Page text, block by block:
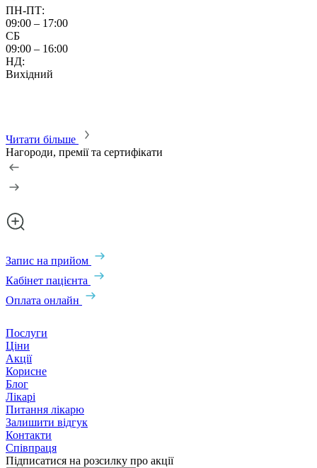
ПН-ПТ:
09:00 – 17:00
СБ
09:00 – 16:00
НД:
Вихідний
Читати більше
Нагороди, премії та сертифікати
Запис на прийом
Кабінет пацієнта
Оплата онлайн
Послуги
Ціни
Акції
Корисне
Блог
Лікарі
Питання лікарю
Залишити відгук
Контакти
Співпраця
Підписатися на розсилку про акції